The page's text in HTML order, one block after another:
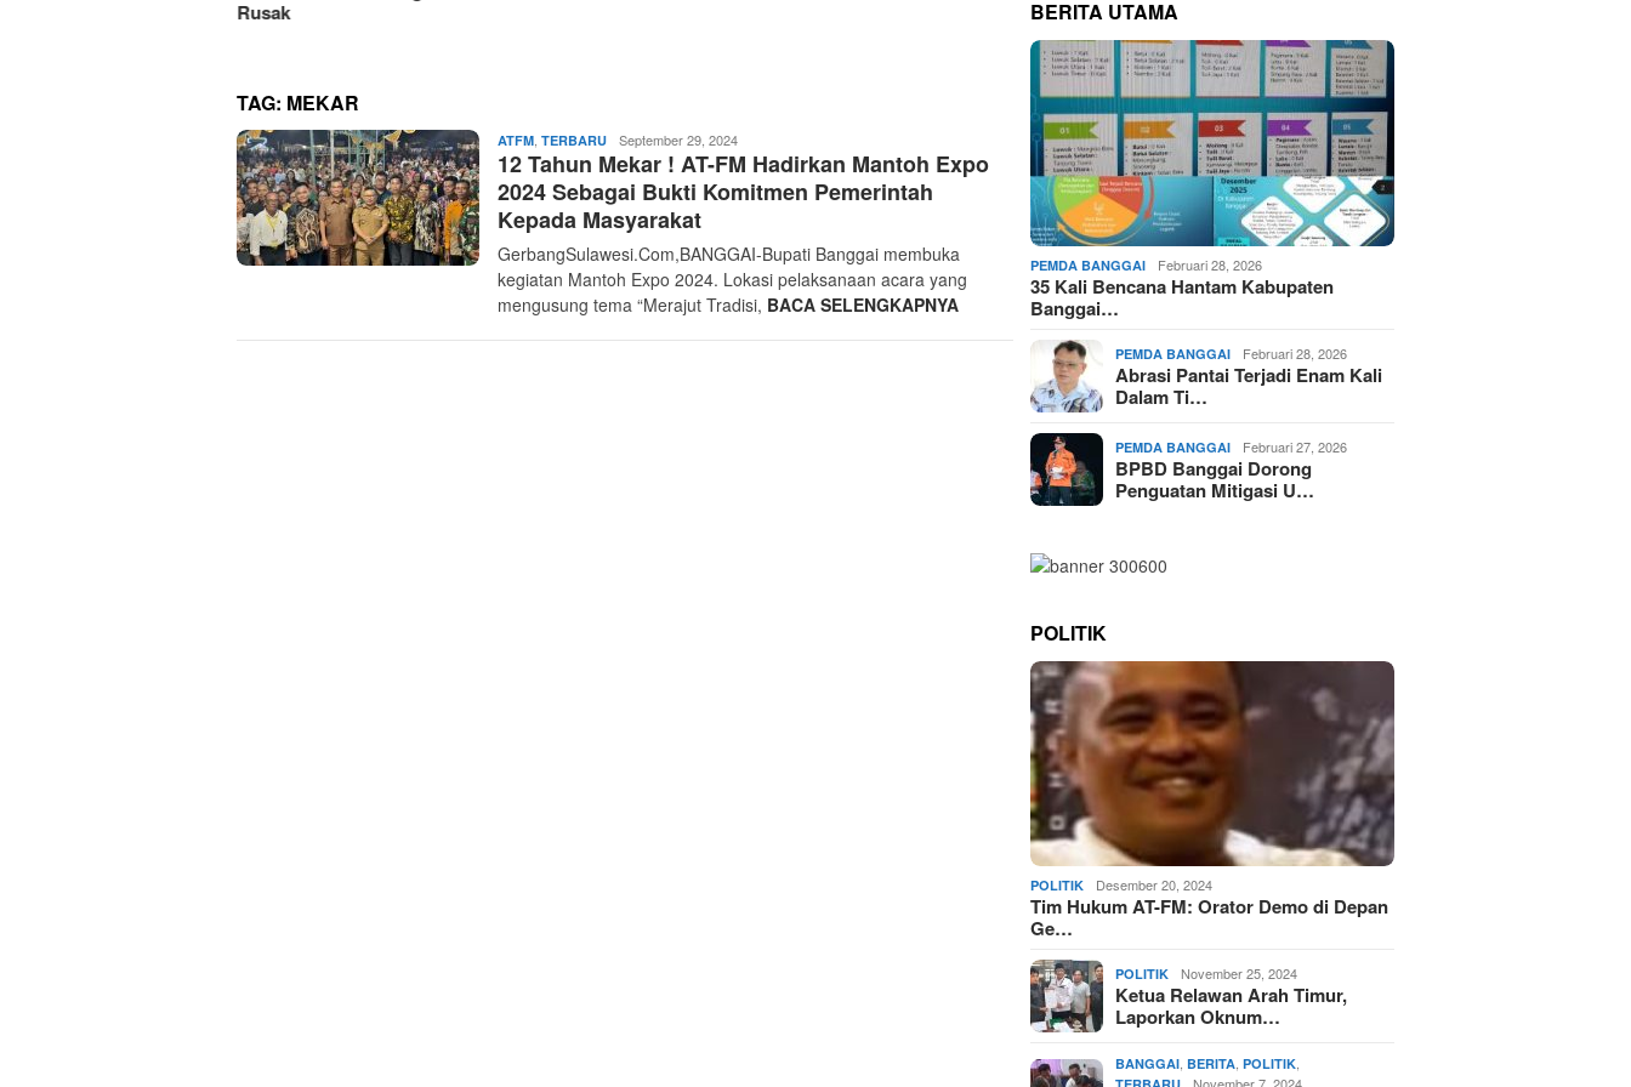
Rusak
Kepala BPBD
TAG: MEKAR
ATFM, TERBARUAdmin
Gerbang
September 29, 2024
12 Tahun Mekar ! AT-FM Hadirkan Mantoh Expo
2024 Sebagai Bukti Komitmen Pemerintah
Kepada Masyarakat
GerbangSulawesi.Com,BANGGAI-Bupati Banggai membuka
kegiatan Mantoh Expo 2024. Lokasi pelaksanaan acara yang
mengusung tema “Merajut Tradisi, BACA SELENGKAPNYA
BERITA UTAMA
PEMDA BANGGAI Februari 28, 2026
35 Kali Bencana Hantam Kabupaten
Banggai…
PEMDA BANGGAI Februari 28, 2026
Abrasi Pantai Terjadi Enam Kali
Dalam Ti…
PEMDA BANGGAI Februari 27, 2026
BPBD Banggai Dorong
Penguatan Mitigasi U…
POLITIK
POLITIK Desember 20, 2024
Tim Hukum AT-FM: Orator Demo di Depan
Ge…
POLITIK November 25, 2024
Ketua Relawan Arah Timur,
Laporkan Oknum…
BANGGAI,BERITA,POLITIK,